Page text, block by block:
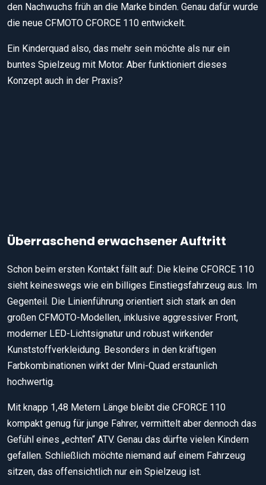
den Nachwuchs früh an die Marke binden. Genau dafür wurde
die neue CFMOTO CFORCE 110 entwickelt.
Ein Kinderquad also, das mehr sein möchte als nur ein
buntes Spielzeug mit Motor. Aber funktioniert dieses
Konzept auch in der Praxis?
Überraschend erwachsener Auftritt
Schon beim ersten Kontakt fällt auf: Die kleine CFORCE 110
sieht keineswegs wie ein billiges Einstiegsfahrzeug aus. Im
Gegenteil. Die Linienführung orientiert sich stark an den
großen CFMOTO-Modellen, inklusive aggressiver Front,
moderner LED-Lichtsignatur und robust wirkender
Kunststoffverkleidung. Besonders in den kräftigen
Farbkombinationen wirkt der Mini-Quad erstaunlich
hochwertig.
Mit knapp 1,48 Metern Länge bleibt die CFORCE 110
kompakt genug für junge Fahrer, vermittelt aber dennoch das
Gefühl eines „echten“ ATV. Genau das dürfte vielen Kindern
gefallen. Schließlich möchte niemand auf einem Fahrzeug
sitzen, das offensichtlich nur ein Spielzeug ist.